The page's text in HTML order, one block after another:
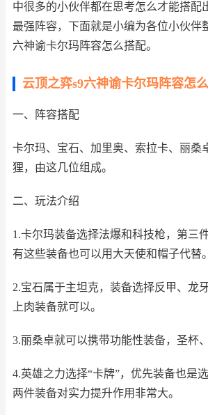
中很多的小伙伴都在思考怎么才能搭配
最强阵容，下面就是小编为各位小伙伴
六神谕卡尔玛阵容怎么搭配。
云顶之弈s9六神谕卡尔玛阵容怎
一、阵容搭配
卡尔玛、宝石、加里奥、索拉卡、丽桑
狸，由这几位组成。
二、玩法介绍
1.卡尔玛装备选择法爆和科技枪，第三
有这些装备也可以用大天使和帽子代替。
2.宝石属于主坦克，装备选择反甲、龙
上肉装备就可以。
3.丽桑卓就可以携带功能性装备，圣杯
4.英雄之力选择“卡牌”，优先装备也是
两件装备对实力提升作用非常大。